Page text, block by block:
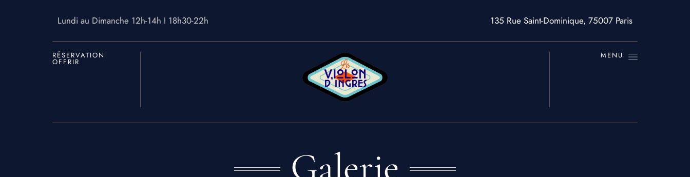
Lundi au Dimanche 12h-14h I 18h30-22h 135 Rue Saint-Dominique, 75007 Paris
RÉSERVATION
OFFRIR
MENU
Galerie